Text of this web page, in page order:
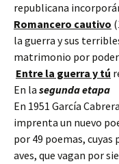
republicana
Romancero cautivo
la guerra y sus
matrimonio por
Entre la guerra y tú
En la segunda etapa
En 1951 García
imprenta un nuevo
por 49 poemas,
aves, que vagan por